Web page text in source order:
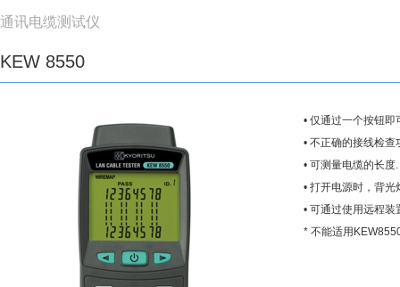
通讯电缆测试仪
KEW 8550
• 仅通过一个按钮
• 不正确的接线检
• 可测量电缆的长度.
• 打开电源时，背光
• 可通过使用远程
* 不能适用